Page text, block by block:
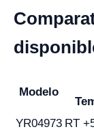
Modelo
YR04973 RT